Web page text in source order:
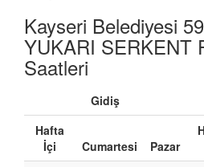
Kayseri Belediyesi
YUKARI SERKENT
Saatleri
Gidiş
Hafta
İçi
Cumartesi Pazar